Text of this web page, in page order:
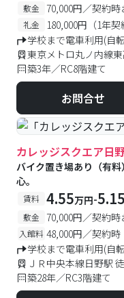
敷金 70,000円／契約時
礼金
180,000円（1年
学校まで電車利用(自
東京メトロ丸ノ内線
築3年／RC8階建て
お問合せ
カレッジスクエア日
バイク置き場あり（有
心。
賃料 4.55万円-5.15
敷金 70,000円／契約時
入館料 48,000円／契約時
学校まで電車利用(自
ＪＲ中央本線日野駅
築28年／RC3階建て